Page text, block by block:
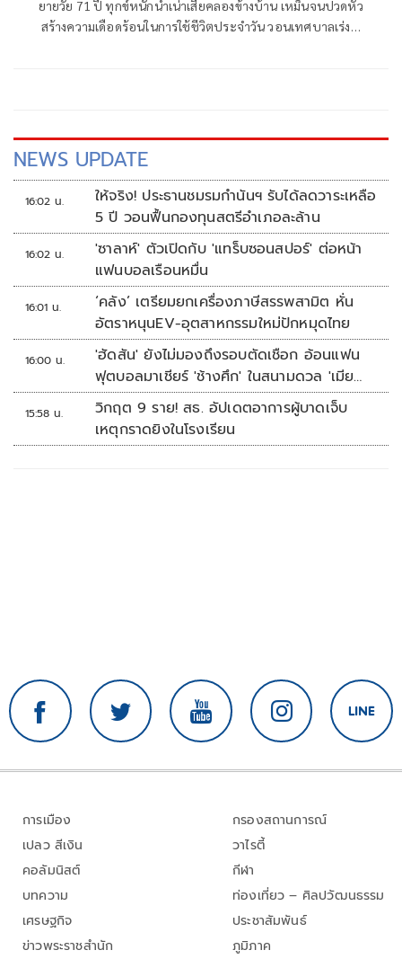
ยายวัย 71 ปี ทุกข์หนักน้ำเน่าเสียคลองข้างบ้าน เหม็นจนปวดหัว
สร้างความเดือดร้อนในการใช้ชีวิตประจำวัน วอนเทศบาลเร่ง
NEWS UPDATE
16:02 น.
ให้จริง! ประธานชมรมกำนันฯ รับได้ลดวาระเหลือ
5 ปี วอนฟื้นกองทุนสตรีอำเภอละล้าน
16:02 น.
'ซาลาห์' ตัวเปิดกับ 'แทร็บซอนสปอร์' ต่อหน้า
แฟนบอลเรือนหมื่น
16:01 น.
‘คลัง’ เตรียมยกเครื่องภาษีสรรพสามิต หั่น
อัตราหนุนEV-อุตสาหกรรมใหม่ปักหมุดไทย
16:00 น.
'ฮัดสัน' ยังไม่มองถึงรอบตัดเชือก อ้อนแฟน
ฟุตบอลมาเชียร์ 'ช้างศึก' ในสนามดวล 'เมีย
นมา'
15:58 น.
วิกฤต 9 ราย! สธ. อัปเดตอาการผู้บาดเจ็บ
เหตุกราดยิงในโรงเรียน
การเมือง
เปลว สีเงิน
คอลัมนิสต์
บทความ
เศรษฐกิจ
ข่าวพระราชสำนัก
กรองสถานการณ์
วาไรตี้
กีฬา
ท่องเที่ยว – ศิลปวัฒนธรรม
ประชาสัมพันธ์
ภูมิภาค